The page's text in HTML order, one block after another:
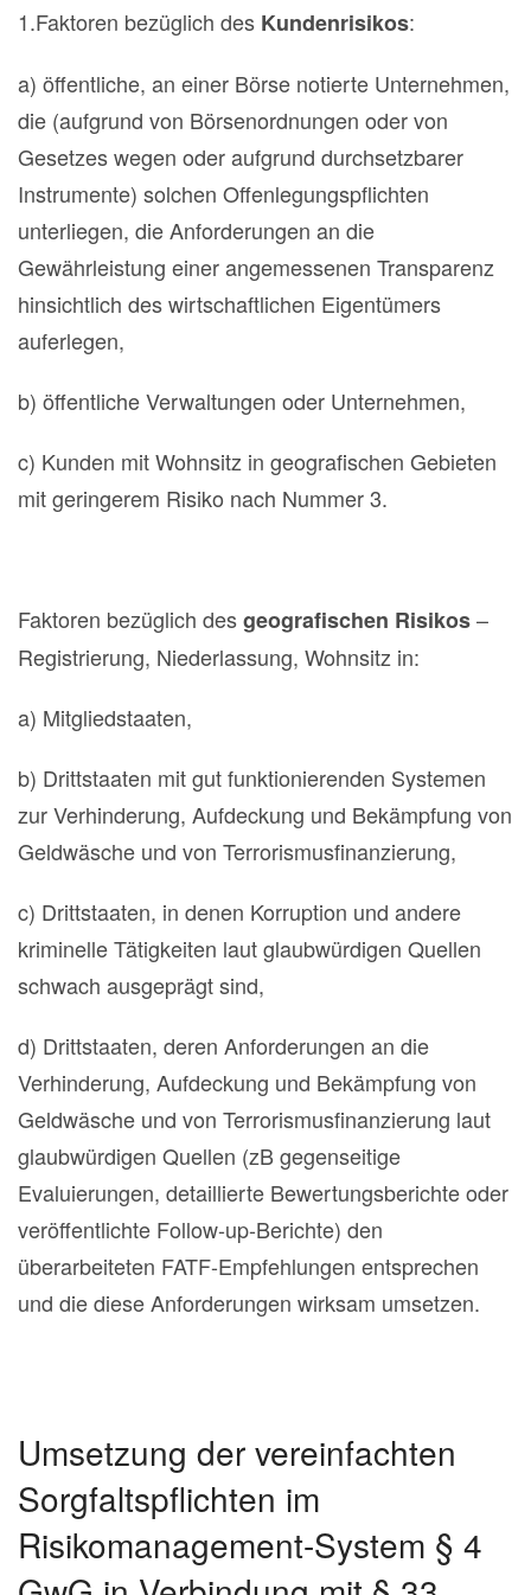
1.Faktoren bezüglich des Kundenrisikos:
a) öffentliche, an einer Börse notierte Unternehmen,
die (aufgrund von Börsenordnungen oder von
Gesetzes wegen oder aufgrund durchsetzbarer
Instrumente) solchen Offenlegungspflichten
unterliegen, die Anforderungen an die
Gewährleistung einer angemessenen Transparenz
hinsichtlich des wirtschaftlichen Eigentümers
auferlegen,
b) öffentliche Verwaltungen oder Unternehmen,
c) Kunden mit Wohnsitz in geografischen Gebieten
mit geringerem Risiko nach Nummer 3.
Faktoren bezüglich desgeografischen Risikos–
Registrierung, Niederlassung, Wohnsitz in:
a) Mitgliedstaaten,
b) Drittstaaten mit gut funktionierenden Systemen
zur Verhinderung, Aufdeckung und Bekämpfung von
Geldwäsche und von Terrorismusfinanzierung,
c) Drittstaaten, in denen Korruption und andere
kriminelle Tätigkeiten laut glaubwürdigen Quellen
schwach ausgeprägt sind,
d) Drittstaaten, deren Anforderungen an die
Verhinderung, Aufdeckung und Bekämpfung von
Geldwäsche und von Terrorismusfinanzierung laut
glaubwürdigen Quellen (zB gegenseitige
Evaluierungen, detaillierte Bewertungsberichte oder
veröffentlichte Follow-up-Berichte) den
überarbeiteten FATF-Empfehlungen entsprechen
und die diese Anforderungen wirksam umsetzen.
Umsetzung der vereinfachten
Sorgfaltspflichten im
Risikomanagement-System § 4